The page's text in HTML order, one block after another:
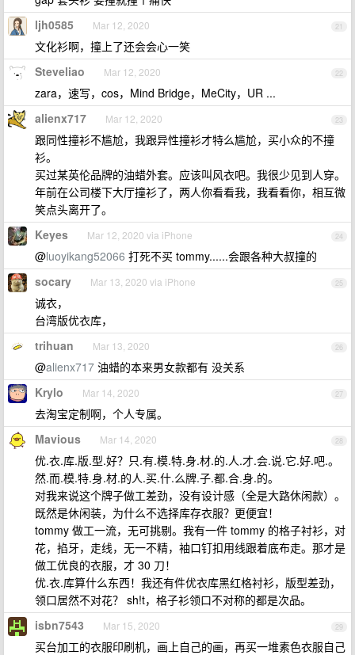
21
ljh0585 Mar 12, 2020
文化衫啊，撞上了还会会心一笑
22
Steveliao Mar 12, 2020
zara，速写，cos，Mind Bridge，MeCity，UR ...
23
alienx717 Mar 12, 2020
跟同性撞衫不尴尬，我跟异性撞衫才特么尴尬，买小众的不撞
衫。
买过某英伦品牌的油蜡外套。应该叫风衣吧。我很少见到人穿。
年前在公司楼下大厅撞衫了，两人你看看我，我看看你，相互微
笑点头离开了。
24
Keyes Mar 12, 2020 via iPhone
@luoyikang52066 打死不买 tommy......会跟各种大叔撞的
25
socary Mar 13, 2020 via iPhone
诚衣，
台湾版优衣库，
26
trihuan Mar 13, 2020
@alienx717 油蜡的本来男女款都有 没关系
27
Krylo Mar 14, 2020
去淘宝定制啊，个人专属。
28
Mavious Mar 14, 2020
优.衣.库.版.型.好？只.有.模.特.身.材.的.人.才.会.说.它.好.吧.。
然.而.模.特.身.材.的人.买.什.么牌.子.都.合.身.的。
对我来说这个牌子做工差劲，没有设计感（全是大路休闲款）。
既然是休闲装，为什么不选择库存衣服？更便宜！
tommy 做工一流，无可挑剔。我有一件 tommy 的格子衬衫，对
花，掐牙，走线，无一不精，袖口钉扣用线跟着底布走。那才是
做工优良的衣服，才 30 刀！
优.衣.库算什么东西！我还有件优衣库黑红格衬衫，版型差劲，
领口居然不对花？ sh!t，格子衫领口不对称的都是次品。
29
isbn7543 Mar 15, 2020
买台加工的衣服印刷机，画上自己的画，再买一堆素色衣服自己